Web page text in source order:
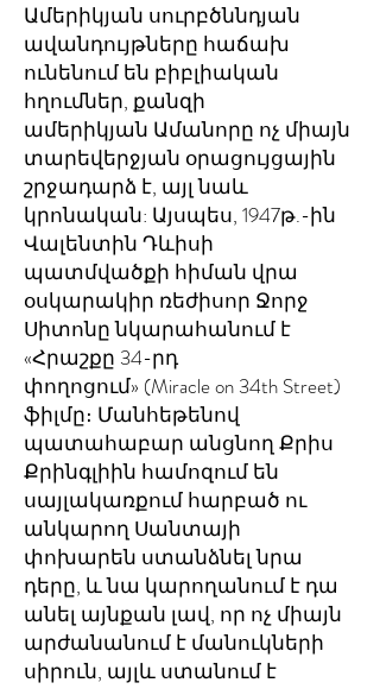
Ամերիկյան սուրբծննդյան
ավանդույթները հաճախ
ունենում են բիբլիական
հղումներ, քանզի
ամերիկյան Ամանորը ոչ միայն
տարեվերջյան օրացույցային
շրջադարձ է, այլ նաև
կրոնական: Այսպես, 1947թ.-ին
Վալենտին Դևիսի
պատմվածքի հիման վրա
օսկարակիր ռեժիսոր Ջորջ
Սիտոնը նկարահանում է
«Հրաշքը 34-րդ
փողոցում» (Miracle on 34th Street)
ֆիլմը։ Մանհեթենով
պատահաբար անցնող Քրիս
Քրինգլիին համոզում են
սայլակառքում հարբած ու
անկարող Սանտայի
փոխարեն ստանձնել նրա
դերը, և նա կարողանում է դա
անել այնքան լավ, որ ոչ միայն
արժանանում է մանուկների
սիրուն, այլև ստանում է